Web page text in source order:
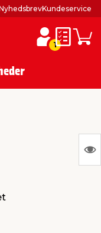
1
Kundeservice